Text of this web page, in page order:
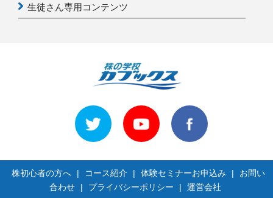
生徒さん専用コンテンツ
株初心者の方へ | コース紹介 | 体験セミナーお申込み |
お問い
合わせ
| プライバシーポリシー | 運営会社